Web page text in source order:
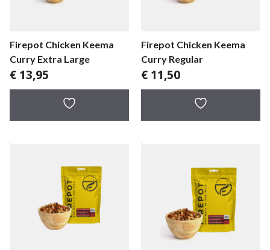
Firepot Chicken Keema
Curry Extra Large
€ 13,95
Firepot Chicken Keema
Curry Regular
€ 11,50